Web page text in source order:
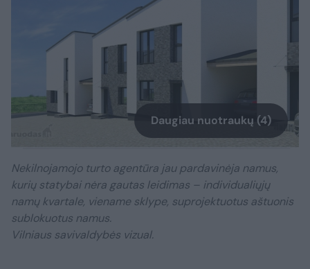
Daugiau nuotraukų (4)
Nekilnojamojo turto agentūra jau pardavinėja namus,
kurių statybai nėra gautas leidimas – individualiųjų
namų kvartale, viename sklype, suprojektuotus aštuonis
sublokuotus namus.
Vilniaus savivaldybės vizual.